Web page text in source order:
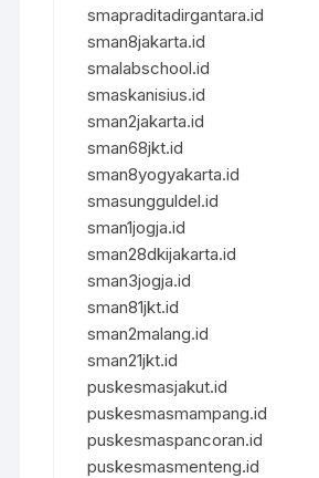
smapraditadirgantara.id
sman8jakarta.id
smalabschool.id
smaskanisius.id
sman2jakarta.id
sman68jkt.id
sman8yogyakarta.id
smasungguldel.id
sman1jogja.id
sman28dkijakarta.id
sman3jogja.id
sman81jkt.id
sman2malang.id
sman21jkt.id
puskesmasjakut.id
puskesmasmampang.id
puskesmaspancoran.id
puskesmasmenteng.id